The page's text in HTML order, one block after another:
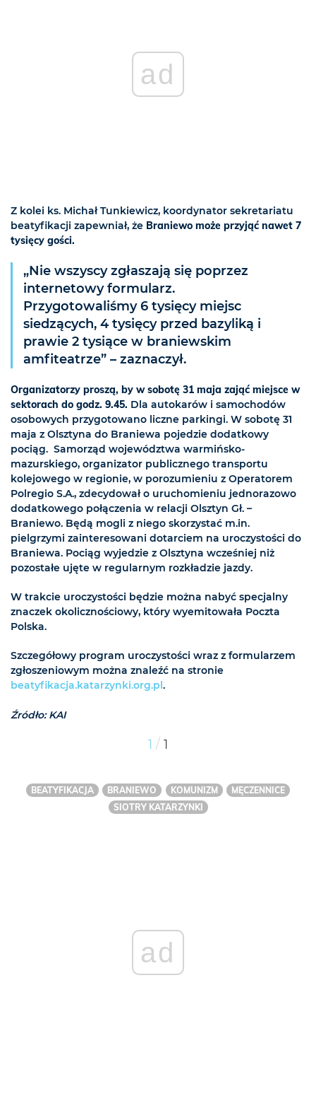
ad
Z kolei ks. Michał Tunkiewicz, koordynator sekretariatu
beatyfikacji zapewniał, że Braniewo może przyjąć nawet 7
tysięcy gości.
„Nie wszyscy zgłaszają się poprzez
internetowy formularz.
Przygotowaliśmy 6 tysięcy miejsc
siedzących, 4 tysięcy przed bazyliką i
prawie 2 tysiące w braniewskim
amfiteatrze” – zaznaczył.
Organizatorzy proszą, by w sobotę 31 maja zająć miejsce w
sektorach do godz. 9.45. Dla autokarów i samochodów
osobowych przygotowano liczne parkingi. W sobotę 31
maja z Olsztyna do Braniewa pojedzie dodatkowy
pociąg. Samorząd województwa warmińsko-
mazurskiego, organizator publicznego transportu
kolejowego w regionie, w porozumieniu z Operatorem
Polregio S.A., zdecydował o uruchomieniu jednorazowo
dodatkowego połączenia w relacji Olsztyn Gł. –
Braniewo. Będą mogli z niego skorzystać m.in.
pielgrzymi zainteresowani dotarciem na uroczystości do
Braniewa. Pociąg wyjedzie z Olsztyna wcześniej niż
pozostałe ujęte w regularnym rozkładzie jazdy.
W trakcie uroczystości będzie można nabyć specjalny
znaczek okolicznościowy, który wyemitowała Poczta
Polska.
Szczegółowy program uroczystości wraz z formularzem
zgłoszeniowym można znaleźć na stronie
beatyfikacja.katarzynki.org.pl.
Źródło: KAI
1 / 1
BEATYFIKACJA BRANIEWO KOMUNIZM
MĘCZENNICE
SIOTRY KATARZYNKI
ad